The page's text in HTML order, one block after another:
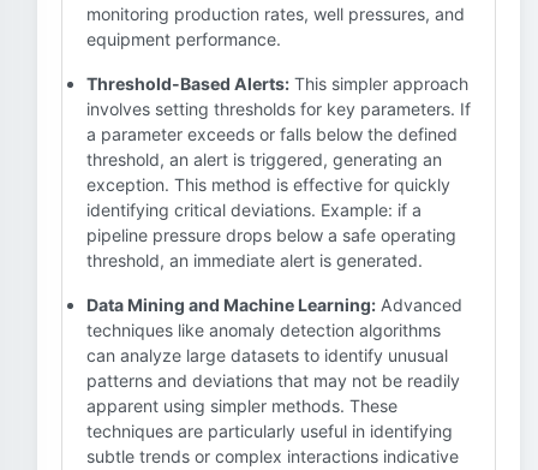
monitoring production rates, well pressures, and
equipment performance.
Threshold-Based Alerts: This simpler approach
involves setting thresholds for key parameters. If
a parameter exceeds or falls below the defined
threshold, an alert is triggered, generating an
exception. This method is effective for quickly
identifying critical deviations. Example: if a
pipeline pressure drops below a safe operating
threshold, an immediate alert is generated.
Data Mining and Machine Learning: Advanced
techniques like anomaly detection algorithms
can analyze large datasets to identify unusual
patterns and deviations that may not be readily
apparent using simpler methods. These
techniques are particularly useful in identifying
subtle trends or complex interactions indicative